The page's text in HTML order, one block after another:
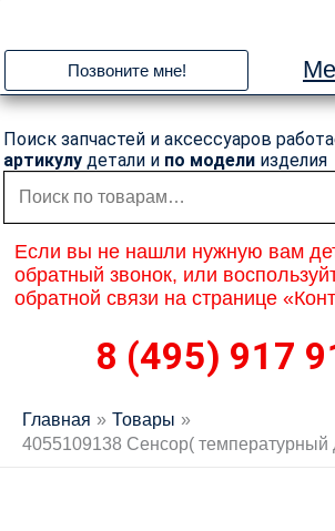
содержимому
Позвоните мне!
Поиск запчастей и аксессуаров
артикулу детали и по модели изделия
Искать:
Если вы не нашли нужную вам
обратный звонок, или
обратной связи на странице
8 (495) 917
Главная
Товары
4055109138 Сенсор( температурный